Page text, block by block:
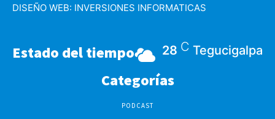
DISEÑO WEB: INVERSIONES INFORMATICAS
Estado del tiempo 28 C Tegucigalpa
Categorías
PODCAST